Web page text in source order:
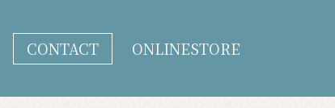
CONTACT ONLINESTORE